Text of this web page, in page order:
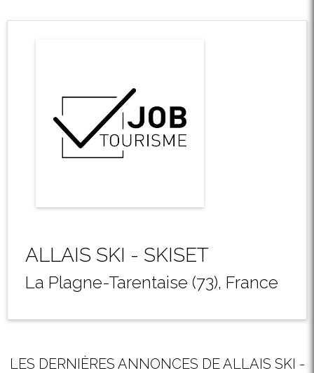
ALLAIS SKI - SKISET
La Plagne-Tarentaise (73), France
LES DERNIÈRES ANNONCES DE ALLAIS SKI -